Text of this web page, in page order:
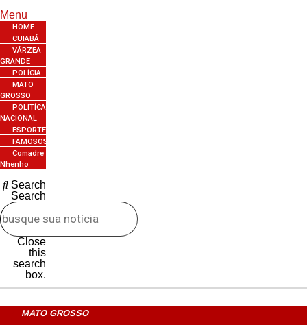
Menu
HOME
CUIABÁ
VÁRZEA
GRANDE
POLÍCIA
MATO
GROSSO
POLITÍCA
NACIONAL
ESPORTES
FAMOSOS
Comadre
Nhenho
Search
Search
Close
this
search
box.
MATO GROSSO